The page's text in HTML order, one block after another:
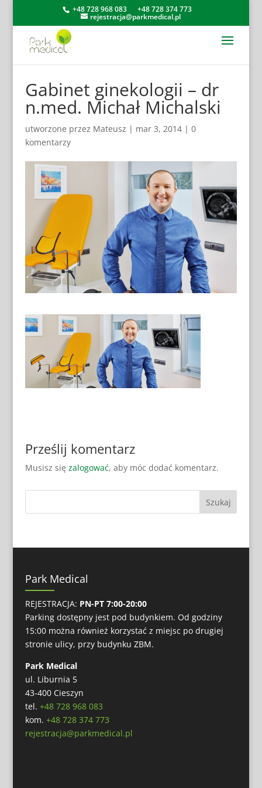
+48 728 968 083 +48 728 374 773
rejestracja@parkmedical.pl
Gabinet ginekologii – dr
n.med. Michał Michalski
utworzone przez Mateusz | mar 3, 2014| 0
komentarzy
Prześlij komentarz
Musisz się zalogować, aby móc dodać komentarz.
Park Medical
REJESTRACJA: PN-PT 7:00-20:00
Parking dostępny jest pod budynkiem. Od godziny
15:00 można również korzystać z miejsc po drugiej
stronie ulicy, przy budynku ZBM.
Park Medical
ul. Liburnia 5
43-400 Cieszyn
tel. +48 728 968 083
kom. +48 728 374 773
rejestracja@parkmedical.pl